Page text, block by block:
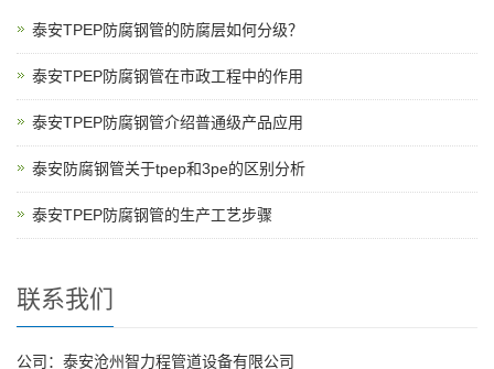
泰安TPEP防腐钢管的防腐层如何分级？
泰安TPEP防腐钢管在市政工程中的作用
泰安TPEP防腐钢管介绍普通级产品应用
泰安防腐钢管关于tpep和3pe的区别分析
泰安TPEP防腐钢管的生产工艺步骤
联系我们
公司：泰安沧州智力程管道设备有限公司